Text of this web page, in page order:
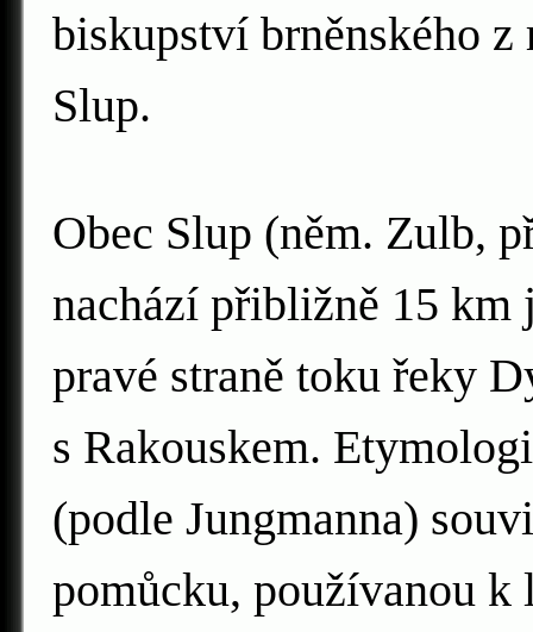
biskupství brněnského
Slup.
Obec Slup (něm. Zulb,
nachází přibližně 15 km
pravé straně toku řeky
s Rakouskem.
(podle Jungmanna)
pomůcku, používanou